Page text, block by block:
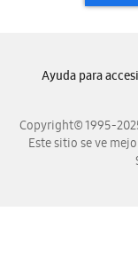
Copyright© 1995-
Este sitio se ve
Ayuda para